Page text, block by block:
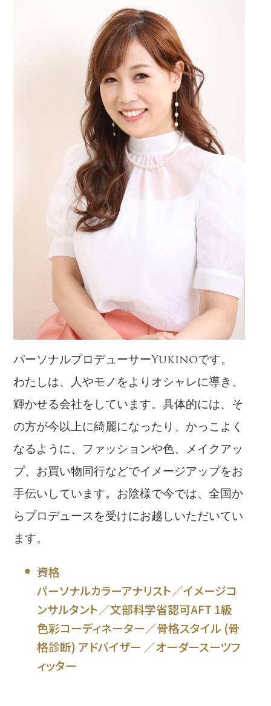
パーソナルプロデューサーYukinoです。
わたしは、人やモノをよりオシャレに導き、
輝かせる会社をしています。具体的には、そ
の方が今以上に綺麗になったり、かっこよく
なるように、ファッションや色、メイクアッ
プ、お買い物同行などでイメージアップをお
手伝いしています。お陰様で今では、全国か
らプロデュースを受けにお越しいただいてい
ます。
資格
パーソナルカラーアナリスト／イメージコ
ンサルタント／文部科学省認可AFT 1級
色彩コーディネーター／骨格スタイル (骨
格診断) アドバイザー ／オーダースーツフ
ィッター